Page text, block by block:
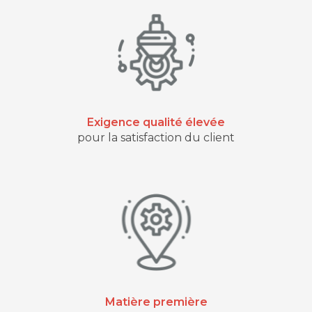
Exigence qualité élevée
pour la satisfaction du client
Matière première